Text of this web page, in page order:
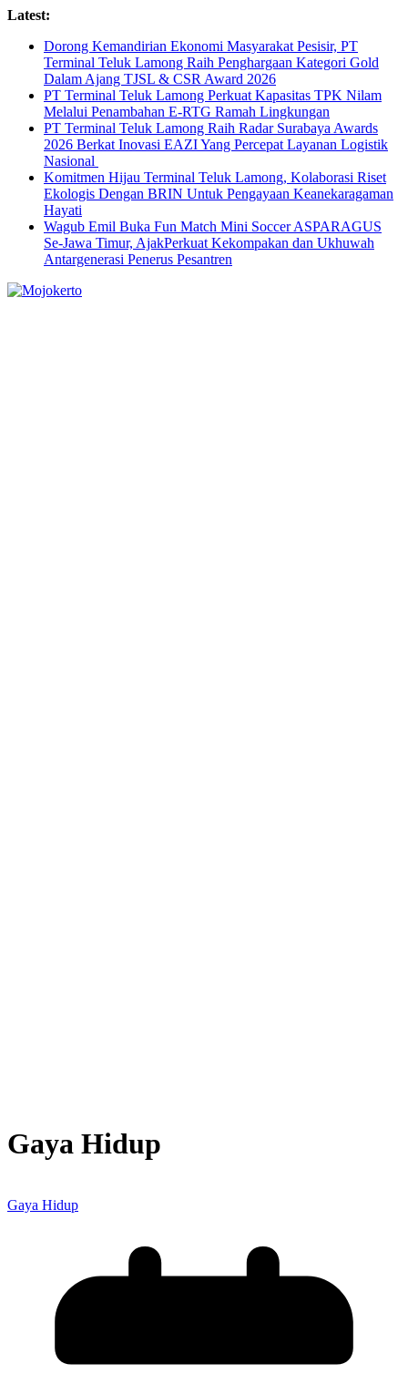
Skip
content
Latest:
Dorong Kemandirian Ekonomi Masyarakat Pesisir, PT
Terminal Teluk Lamong Raih Penghargaan Kategori Gold
Dalam Ajang TJSL & CSR Award 2026
PT Terminal Teluk Lamong Perkuat Kapasitas TPK Nilam
Melalui Penambahan E-RTG Ramah Lingkungan
PT Terminal Teluk Lamong Raih Radar Surabaya Awards
2026 Berkat Inovasi EAZI Yang Percepat Layanan Logistik
Nasional
Komitmen Hijau Terminal Teluk Lamong, Kolaborasi Riset
Ekologis Dengan BRIN Untuk Pengayaan Keanekaragaman
Hayati
Wagub Emil Buka Fun Match Mini Soccer ASPARAGUS
Se-Jawa Timur, AjakPerkuat Kekompakan dan Ukhuwah
Antargenerasi Penerus Pesantren
Gaya Hidup
Gaya Hidup